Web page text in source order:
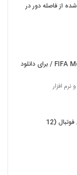
شده از فاصله دور در
تریلر بازی FIFA Mobile / برای دانلود
نرم افزار
اخبار کوتاه جهان فوتبال (12